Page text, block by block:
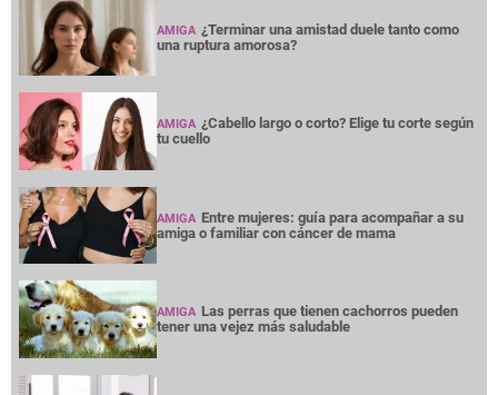
AMIGA ¿Terminar una amistad duele tanto como
una ruptura amorosa?
AMIGA ¿Cabello largo o corto? Elige tu corte según
tu cuello
AMIGA Entre mujeres: guía para acompañar a su
amiga o familiar con cáncer de mama
AMIGA Las perras que tienen cachorros pueden
tener una vejez más saludable